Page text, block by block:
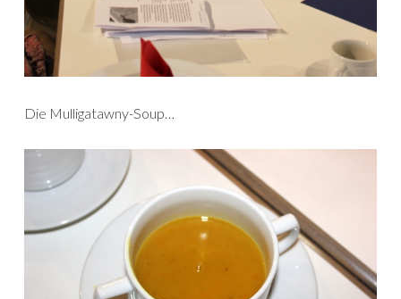
Die Mulligatawny-Soup…